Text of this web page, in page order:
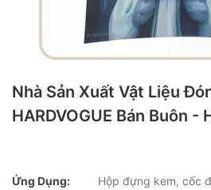
Nhà Sản Xuất Vật Liệu
HARDVOGUE Bán Buôn -
Ứng Dụng:
Hộp đựng kem, cốc